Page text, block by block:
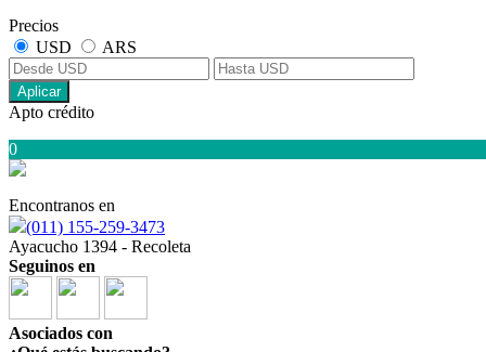
Precios
USD
ARS
Aplicar
Apto crédito
0
Encontranos en
(011) 155-259-3473
Ayacucho 1394 - Recoleta
Seguinos en
Asociados con